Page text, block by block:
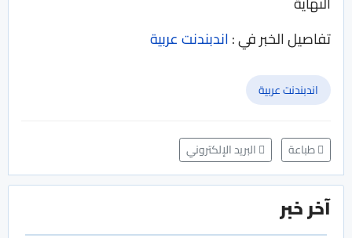
تفاصيل الخبر في :اندبندنت عربية
اندبندنت عربية
طباعة البريد الإلكتروني
آخر خبر